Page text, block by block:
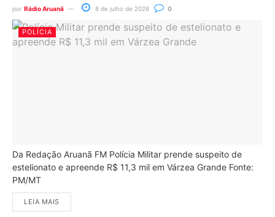
por Rádio Aruanã 8 de julho de 2026 0
POLÍCIA
Da Redação Aruanã FM Polícia Militar prende suspeito de
estelionato e apreende R$ 11,3 mil em Várzea Grande Fonte:
PM/MT
LEIA MAIS